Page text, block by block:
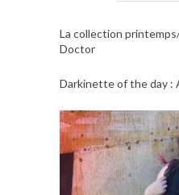
La collection
Doctor
Darkinette of the day :